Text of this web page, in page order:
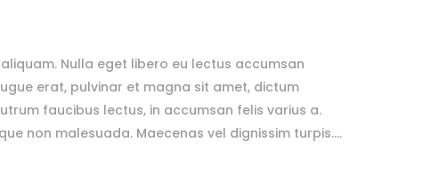
Nulla eget libero eu lectus accumsan
erat, pulvinar et magna sit amet, dictum
faucibus lectus, in accumsan felis varius a.
non malesuada. Maecenas vel dignissim turpis....